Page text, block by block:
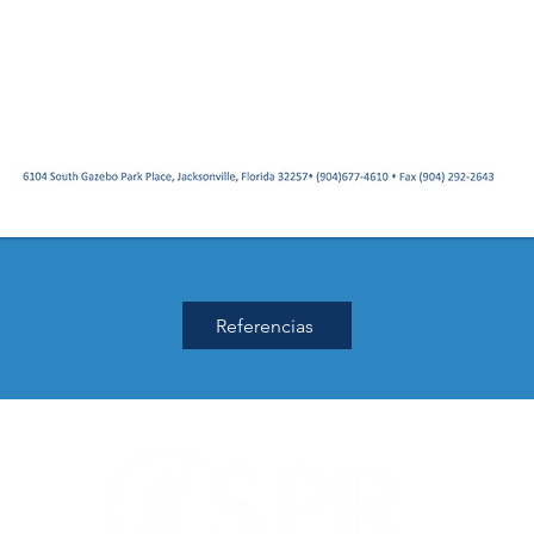
Referencias